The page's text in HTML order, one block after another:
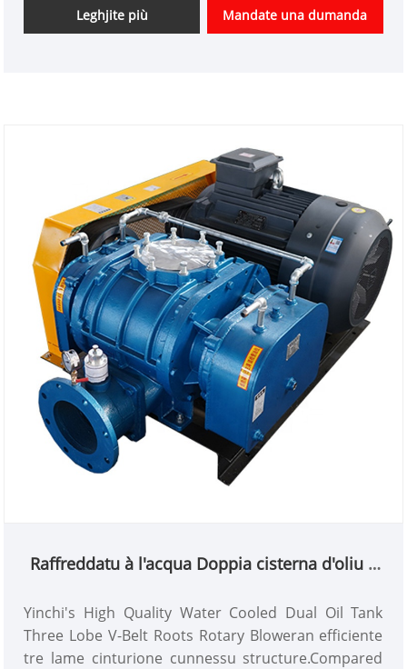
qualità è prucessi avanzati, chì offre alta efficienza,
cunsumu bassu, è pocu rumore.
Leghjite più Mandate una dumanda
Raffreddatu à l'acqua Doppia cisterna d'oliu à
Yinchi's High Quality Water Cooled Dual Oil Tank
Three Lobe V-Belt Roots Rotary Bloweran efficiente
tre lame cinturione cunnessu structure.Compared